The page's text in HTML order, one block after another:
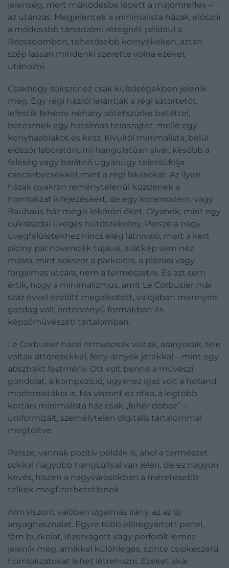
jelenség, mert működésbe lépett a majomreflex –
az utánzás. Megjelentek a minimalista házak, először
a módosabb társadalmi rétegnél, például a
Rózsadombon, tehetősebb környékeken, aztán
szép lassan mindenki szerette volna ezeket
utánozni.
Csakhogy sokszor ez csak külsőségekben jelenik
meg. Egy régi házról lerántják a régi sátortetőt,
lefestik fehérre néhány sötétszürke betéttel,
betesznek egy hatalmas teraszajtót, mellé egy
konyhaablakot és kész. Kívülről minimalista, belül
először laboratóriumi hangulatúan sivár, később a
feleség vagy barátnő ugyanúgy telezsúfolja
csecsebecsékkel, mint a régi lakásokat. Az ilyen
házak gyakran reménytelenül küzdenek a
homlokzat kifejezéséért, de egy koramodern, vagy
Bauhaus ház mégis lekörözi őket. Olyanok, mint egy
cukrászdai üveges hűtőszekrény. Persze a nagy
üvegfelületekhez nincs elég látnivaló, mert a kert
piciny pár növendék tujával, a látkép sem néz
másra, mint sokszor a parkolóra, a plázára vagy
forgalmas utcára, nem a természetre. És azt sem
értik, hogy a minimalizmus, amit Le Corbusier már
száz évvel ezelőtt megalkotott, valójában mennyire
gazdag volt öntörvényű formákban és
képzőművészeti tartalomban.
Le Corbusier házai ritmusosak voltak, arányosak, tele
voltak áttörésekkel, fény-árnyék játékkal – mint egy
absztrakt festmény. Ott volt benne a művészi
gondolat, a kompozíció, ugyanez igaz volt a holland
modernistákra is. Ma viszont ez ritka, a legtöbb
kortárs minimalista ház csak „fehér doboz” –
uniformizált, személytelen digitális tartalommal
megtöltve.
Persze, vannak pozitív példák is, ahol a természet
sokkal nagyobb hangsúllyal van jelen, de ez nagyon
kevés, hiszen a nagyvárosokban a méretesebb
telkek megfizethetetlenek.
Ami viszont valóban izgalmas irány, az az új
anyaghasználat. Egyre több előregyártott panel,
fém burkolat, lézervágott vagy perforált lemez
jelenik meg, amikkel különleges, szinte csipkeszerű
homlokzatokat lehet létrehozni. Ezeket akár